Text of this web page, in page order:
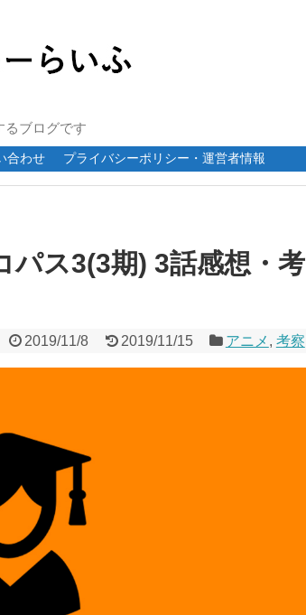
るブログです
合わせ プライバシーポリシー・運営者情報
パス3(3期) 3話感想・考
2019/11/8 2019/11/15 アニメ , 考察